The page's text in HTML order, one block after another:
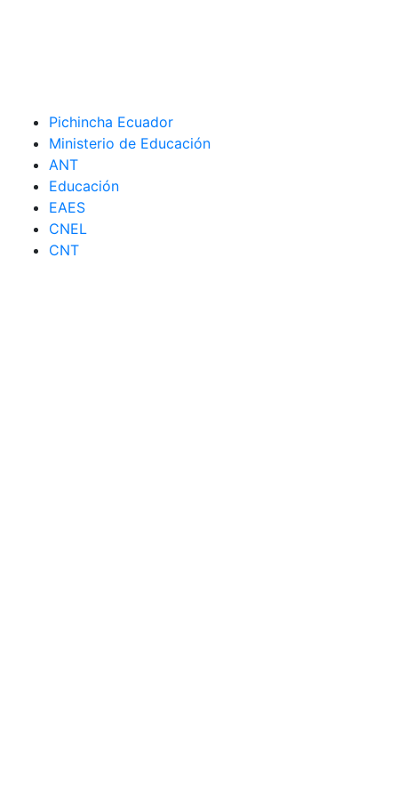
Pichincha Ecuador
Ministerio de Educación
ANT
Educación
EAES
CNEL
CNT